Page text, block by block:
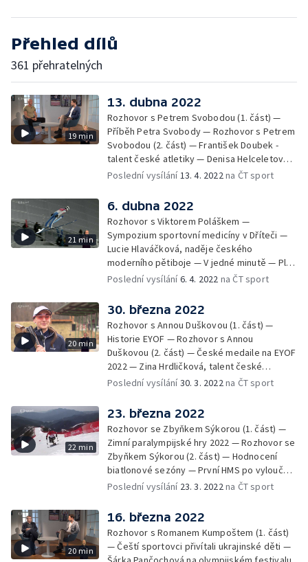
Přehled dílů
361 přehratelných
19 min
13. dubna 2022
Rozhovor s Petrem Svobodou (1. část) —
Příběh Petra Svobody — Rozhovor s Petrem
Svobodou (2. část) — František Doubek -
talent české atletiky — Denisa Helceletová -
halová mistryně Evropy 2011 — David
V jedné minutě
Poslední vysílání13. 4. 2022na ČT sport
21 min
6. dubna 2022
Rozhovor s Viktorem Poláškem —
Sympozium sportovní medicíny v Dříteči —
Lucie Hlaváčková, naděje českého
moderního pětiboje — V jedné minutě — Ples
českého klubu olympioniků — MČR
sítě
Poslední vysílání6. 4. 2022 na ČT sport
20 min
30. března 2022
Rozhovor s Annou Duškovou (1. část) —
Historie EYOF — Rozhovor s Annou
Duškovou (2. část) — České medaile na EYOF
2022 — Zina Hrdličková, talent české
sportovní střelby — Život s cukrovkou — V
Poslední vysílání30. 3. 2022na ČT sport
22 min
23. března 2022
Rozhovor se Zbyňkem Sýkorou (1. část) —
Zimní paralympijské hry 2022 — Rozhovor se
Zbyňkem Sýkorou (2. část) — Hodnocení
biatlonové sezóny — První HMS po vyloučení
Rusů a Bělorusů — Olympijské plány Markéty
z Pekingu
Poslední vysílání 23. 3. 2022na ČT sport
20 min
16. března 2022
Rozhovor s Romanem Kumpoštem (1. část)
— Čeští sportovci přivítali ukrajinské děti —